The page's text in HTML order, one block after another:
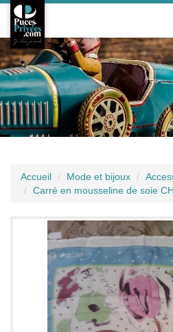
Accueil Mode et bijoux
Carré en mousseline de soie